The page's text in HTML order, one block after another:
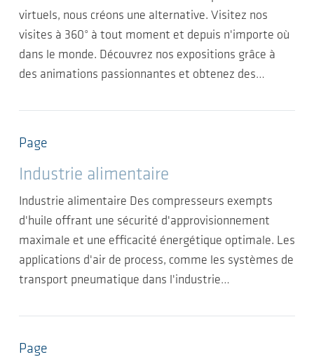
virtuels, nous créons une alternative. Visitez nos
visites à 360° à tout moment et depuis n'importe où
dans le monde. Découvrez nos expositions grâce à
des animations passionnantes et obtenez des…
Page
Industrie alimentaire
Industrie alimentaire Des compresseurs exempts
d'huile offrant une sécurité d'approvisionnement
maximale et une efficacité énergétique optimale. Les
applications d'air de process, comme les systèmes de
transport pneumatique dans l'industrie…
Page